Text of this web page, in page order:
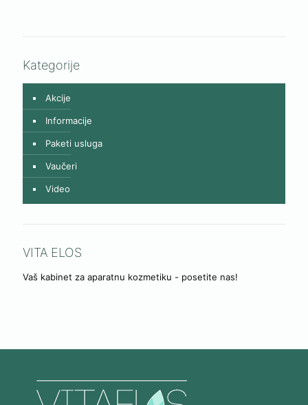
Kategorije
Akcije
Informacije
Paketi usluga
Vaučeri
Video
VITA ELOS
Vaš kabinet za aparatnu kozmetiku - posetite nas!